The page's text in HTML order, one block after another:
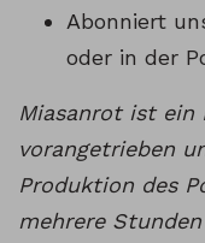
Abonniert
oder in der
Miasanrot ist ein
vorangetrieben
Produktion des
mehrere